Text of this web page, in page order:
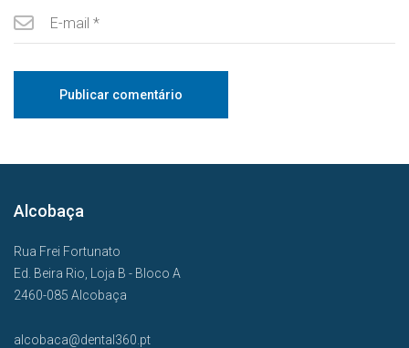
Alcobaça
Rua Frei Fortunato
Ed. Beira Rio, Loja B - Bloco A
2460-085 Alcobaça
alcobaca@dental360.pt